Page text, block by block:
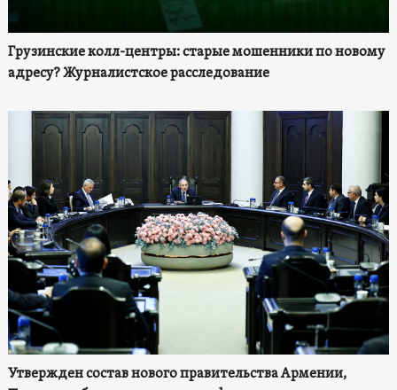
Грузинские колл-центры: старые мошенники по новому
адресу? Журналистское расследование
Утвержден состав нового правительства Армении,